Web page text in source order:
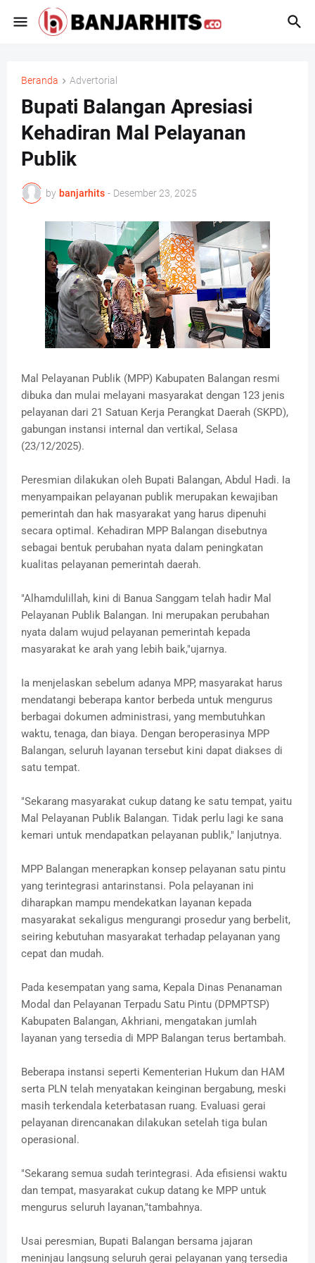
Beranda Advertorial
Bupati Balangan Apresiasi
Kehadiran Mal Pelayanan
Publik
by banjarhits - Desember 23, 2025
Mal Pelayanan Publik (MPP) Kabupaten Balangan resmi
dibuka dan mulai melayani masyarakat dengan 123 jenis
pelayanan dari 21 Satuan Kerja Perangkat Daerah (SKPD),
gabungan instansi internal dan vertikal, Selasa
(23/12/2025).
Peresmian dilakukan oleh Bupati Balangan, Abdul Hadi. Ia
menyampaikan pelayanan publik merupakan kewajiban
pemerintah dan hak masyarakat yang harus dipenuhi
secara optimal. Kehadiran MPP Balangan disebutnya
sebagai bentuk perubahan nyata dalam peningkatan
kualitas pelayanan pemerintah daerah.
"Alhamdulillah, kini di Banua Sanggam telah hadir Mal
Pelayanan Publik Balangan. Ini merupakan perubahan
nyata dalam wujud pelayanan pemerintah kepada
masyarakat ke arah yang lebih baik,"ujarnya.
Ia menjelaskan sebelum adanya MPP, masyarakat harus
mendatangi beberapa kantor berbeda untuk mengurus
berbagai dokumen administrasi, yang membutuhkan
waktu, tenaga, dan biaya. Dengan beroperasinya MPP
Balangan, seluruh layanan tersebut kini dapat diakses di
satu tempat.
"Sekarang masyarakat cukup datang ke satu tempat, yaitu
Mal Pelayanan Publik Balangan. Tidak perlu lagi ke sana
kemari untuk mendapatkan pelayanan publik," lanjutnya.
MPP Balangan menerapkan konsep pelayanan satu pintu
yang terintegrasi antarinstansi. Pola pelayanan ini
diharapkan mampu mendekatkan layanan kepada
masyarakat sekaligus mengurangi prosedur yang berbelit,
seiring kebutuhan masyarakat terhadap pelayanan yang
cepat dan mudah.
Pada kesempatan yang sama, Kepala Dinas Penanaman
Modal dan Pelayanan Terpadu Satu Pintu (DPMPTSP)
Kabupaten Balangan, Akhriani, mengatakan jumlah
layanan yang tersedia di MPP Balangan terus bertambah.
Beberapa instansi seperti Kementerian Hukum dan HAM
serta PLN telah menyatakan keinginan bergabung, meski
masih terkendala keterbatasan ruang. Evaluasi gerai
pelayanan direncanakan dilakukan setelah tiga bulan
operasional.
"Sekarang semua sudah terintegrasi. Ada efisiensi waktu
dan tempat, masyarakat cukup datang ke MPP untuk
mengurus seluruh layanan,"tambahnya.
Usai peresmian, Bupati Balangan bersama jajaran
meninjau langsung seluruh gerai pelayanan yang tersedia